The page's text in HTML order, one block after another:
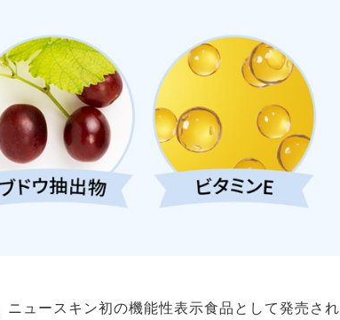
ュースキン初の機能性表示食品として発売され